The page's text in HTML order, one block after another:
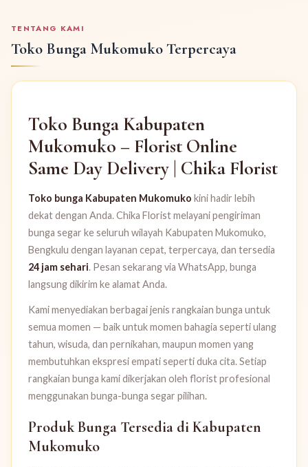
TENTANG KAMI
Toko Bunga Mukomuko Terpercaya
Toko Bunga Kabupaten
Mukomuko – Florist Online
Same Day Delivery | Chika Florist
Toko bunga Kabupaten Mukomuko kini hadir lebih
dekat dengan Anda. Chika Florist melayani pengiriman
bunga segar ke seluruh wilayah Kabupaten Mukomuko,
Bengkulu dengan layanan cepat, terpercaya, dan tersedia
24 jam sehari. Pesan sekarang via WhatsApp, bunga
langsung dikirim ke alamat Anda.
Kami menyediakan berbagai jenis rangkaian bunga untuk
semua momen — baik untuk momen bahagia seperti ulang
tahun, wisuda, dan pernikahan, maupun momen yang
membutuhkan ekspresi empati seperti duka cita. Setiap
rangkaian bunga kami dikerjakan oleh florist profesional
menggunakan bunga-bunga segar pilihan.
Produk Bunga Tersedia di Kabupaten
Mukomuko